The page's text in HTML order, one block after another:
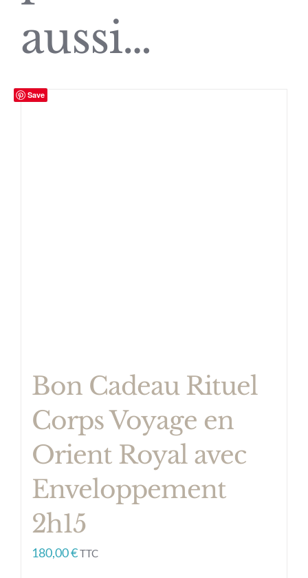
aussi…
Save
Bon Cadeau Rituel
Corps Voyage en
Orient Royal avec
Enveloppement
2h15
180,00€TTC